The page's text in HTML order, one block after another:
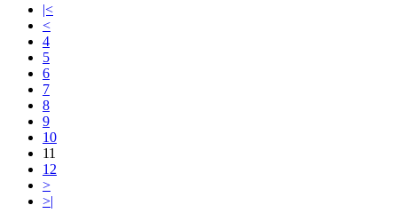
|<
<
4
5
6
7
8
9
10
11
12
>
>|